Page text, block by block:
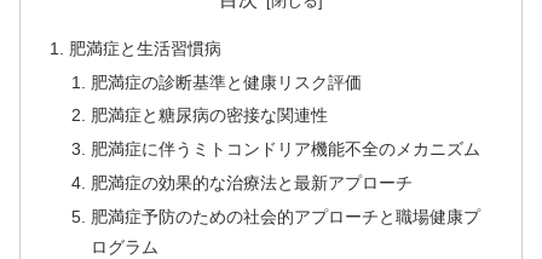
肥満症と生活習慣病
肥満症の診断基準と健康リスク評価
肥満症と糖尿病の密接な関連性
肥満症に伴うミトコンドリア機能不全のメカニズム
肥満症の効果的な治療法と最新アプローチ
肥満症予防のための社会的アプローチと職場健康プ
ログラム